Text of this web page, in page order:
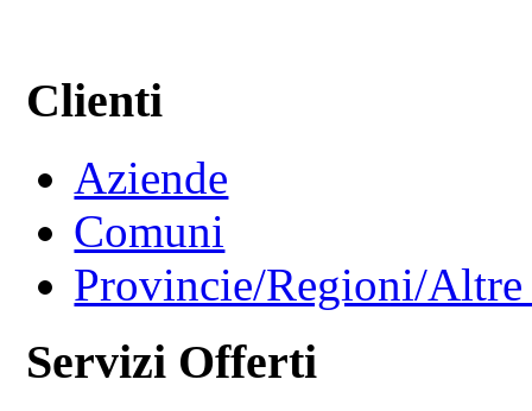
Clienti
Aziende
Comuni
Provincie/Regioni/
Servizi Offerti